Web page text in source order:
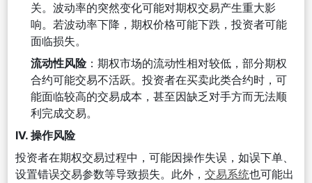
关。波动率的突然变化可能对期权交易产生重大影
响。若波动率下降，期权价格可能下跌，投资者可能
面临损失。
流动性风险：期权市场的流动性相对较低，部分期权
合约可能交易不活跃。投资者在买卖此类合约时，可
能面临较高的交易成本，甚至因缺乏对手方而无法顺
利完成交易。
IV. 操作风险
投资者在期权交易过程中，可能因操作失误，如误下单、
设置错误交易参数等导致损失。此外， 交易系统也可能出